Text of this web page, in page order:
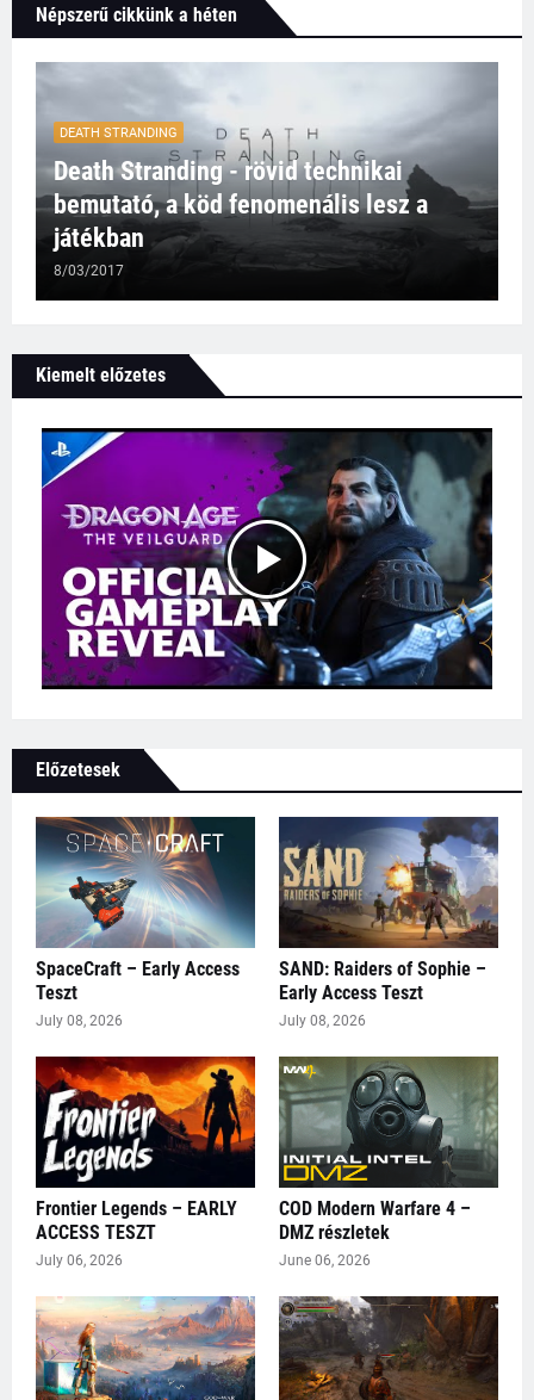
Népszerű cikkünk a héten
DEATH STRANDING
Death Stranding - rövid technikai
bemutató, a köd fenomenális lesz a
játékban
8/03/2017
Kiemelt előzetes
Előzetesek
SpaceCraft – Early Access
Teszt
July 08, 2026
SAND: Raiders of Sophie –
Early Access Teszt
July 08, 2026
Frontier Legends – EARLY
ACCESS TESZT
July 06, 2026
COD Modern Warfare 4 –
DMZ részletek
June 06, 2026